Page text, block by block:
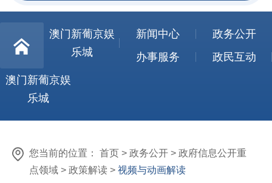
澳门新葡京娱
乐城
新闻中心
政务公开
办事服务
政民互动
澳门新葡京娱
乐城
您当前的位置： 首页 > 政务公开 > 政府信息公开重
点领域 > 政策解读 > 视频与动画解读